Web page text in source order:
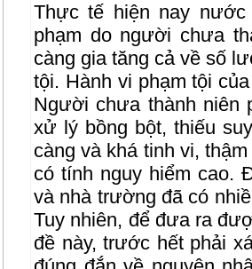
Thực tế hiện nay
phạm do người chưa
càng gia tăng cả về số
tội. Hành vi phạm tội
Người chưa thành niên
xử lý bồng bột, thiếu
càng và khá tinh vi,
có tính nguy hiểm cao.
và nhà trường đã có
Tuy nhiên, để đưa ra
đề này, trước hết phải